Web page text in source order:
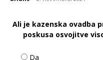
Ali je kazenska ovadba
poskusa osvojitve
Da